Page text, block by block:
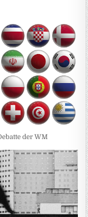
der WM